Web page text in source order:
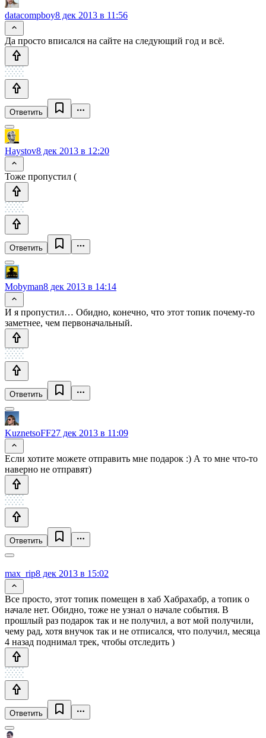
datacompboy8 дек 2013 в 11:56
Да просто вписался на сайте на следующий год и всё.
Ответить
Haystov8 дек 2013 в 12:20
Тоже пропустил (
Ответить
Mobyman8 дек 2013 в 14:14
И я пропустил… Обидно, конечно, что этот топик почему-то
заметнее, чем первоначальный.
Ответить
KuznetsoFF27 дек 2013 в 11:09
Если хотите можете отправить мне подарок :) А то мне что-то
наверно не отправят)
Ответить
max_rip8 дек 2013 в 15:02
Все просто, этот топик помещен в хаб Хабрахабр, а топик о
начале нет. Обидно, тоже не узнал о начале события. В
прошлый раз подарок так и не получил, а вот мой получили,
чему рад, хотя внучок так и не отписался, что получил, месяца
4 назад поднимал трек, чтобы отследить )
Ответить